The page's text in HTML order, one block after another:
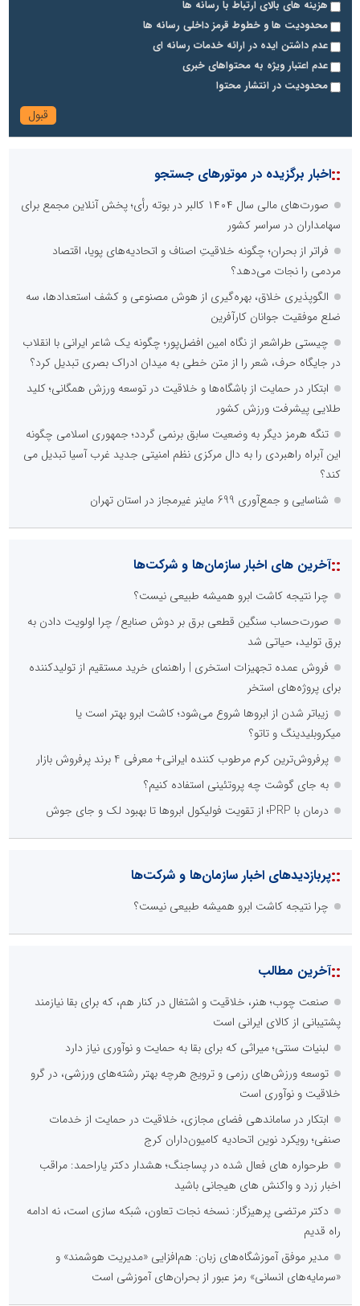
هزینه های بالای ارتباط با رسانه ها
محدودیت ها و خطوط قرمز داخلی رسانه ها
عدم داشتن ایده در ارائه خدمات رسانه ای
عدم اعتبار ویژه به محتواهای خبری
محدودیت در انتشار محتوا
::اخبار برگزیده در موتورهای جستجو
صورت‌های مالی سال ۱۴۰۴ کالبر در بوته رأی؛ پخش آنلاین مجمع برای
سهامداران در سراسر کشور
فراتر از بحران؛ چگونه خلاقیتِ اصناف و اتحادیه‌های پویا، اقتصاد
مردمی را نجات می‌دهد؟
الگوپذیری خلاق، بهره‌گیری از هوش مصنوعی و کشف استعدادها، سه
ضلع موفقیت جوانان کارآفرین
چیستی طراشعر از نگاه امین افضل‌پور؛ چگونه یک شاعر ایرانی با انقلاب
در جایگاه حرف، شعر را از متن خطی به میدان ادراک بصری تبدیل کرد؟
ابتکار در حمایت از باشگاه‌ها و خلاقیت در توسعه ورزش همگانی؛ کلید
طلایی پیشرفت ورزش کشور
تنگه هرمز دیگر به وضعیت سابق برنمی گردد؛ جمهوری اسلامی چگونه
این آبراه راهبردی را به دال مرکزی نظم امنیتی جدید غرب آسیا تبدیل می
کند؟
شناسایی و جمع‌آوری 699 ماینر غیرمجاز در استان تهران
::آخرین های اخبار سازمان‌ها و شرکت‌ها
چرا نتیجه کاشت ابرو همیشه طبیعی نیست؟
صورت‌حساب سنگین قطعی برق بر دوش صنایع/ چرا اولویت دادن به
برق تولید، حیاتی شد
فروش عمده تجهیزات استخری | راهنمای خرید مستقیم از تولیدکننده
برای پروژه‌های استخر
زیباتر شدن از ابروها شروع می‌شود؛ کاشت ابرو بهتر است یا
میکروبلیدینگ و تاتو؟
پرفروش‌ترین کرم مرطوب کننده ایرانی+ معرفی 4 برند پرفروش بازار
به جای گوشت چه پروتئینی استفاده کنیم؟
درمان با PRP؛ از تقویت فولیکول ابروها تا بهبود لک و جای جوش
::پربازدیدهای اخبار سازمان‌ها و شرکت‌ها
چرا نتیجه کاشت ابرو همیشه طبیعی نیست؟
::آخرین مطالب
صنعت چوب؛ هنر، خلاقیت و اشتغال در کنار هم، که برای بقا نیازمند
پشتیبانی از کالای ایرانی است
لبنیات سنتی؛ میراثی که برای بقا به حمایت و نوآوری نیاز دارد
توسعه ورزش‌های رزمی و ترویج هرچه بهتر رشته‌های ورزشی، در گرو
خلاقیت و نوآوری است
ابتکار در ساماندهی فضای مجازی، خلاقیت در حمایت از خدمات
صنفی؛ رویکرد نوین اتحادیه کامیون‌داران کرج
طرحواره های فعال شده در پساجنگ؛ هشدار دکتر یاراحمد: مراقب
اخبار زرد و واکنش های هیجانی باشید
دکتر مرتضی پرهیزگار: نسخه نجات تعاون، شبکه سازی است، نه ادامه
راه قدیم
مدیر موفق آموزشگاه‌های زبان: هم‌افزایی «مدیریت هوشمند» و
«سرمایه‌های انسانی» رمز عبور از بحران‌های آموزشی است